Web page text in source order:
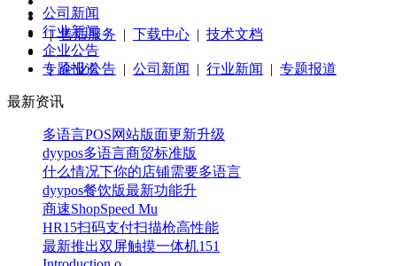
|售后服务 | 下载中心 | 技术文档
|企业公告 | 公司新闻 | 行业新闻 | 专题报道
公司新闻
行业新闻
企业公告
专题报道
最新资讯
多语言POS网站版面更新升级
dyypos多语言商贸标准版
什么情况下你的店铺需要多语言
dyypos餐饮版最新功能升
商速ShopSpeed Mu
HR15扫码支付扫描枪高性能
最新推出双屏触摸一体机151